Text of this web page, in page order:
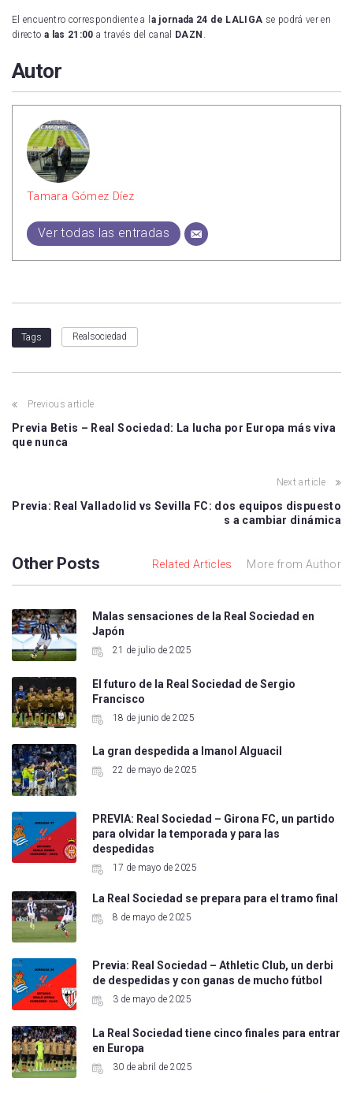
El encuentro correspondiente a l a jornada 24 de LALIGA se podrá ver en
directo a las 21:00 a través del canal DAZN .
Autor
Tamara Gómez Díez
Ver todas las entradas
Tags Realsociedad
Previous article
Previa Betis – Real Sociedad: La lucha por Europa más viva
que nunca
Next article
Previa: Real Valladolid vs Sevilla FC: dos equipos dispuesto
s a cambiar dinámica
Other Posts Related Articles More from Author
Malas sensaciones de la Real Sociedad en
Japón
21 de julio de 2025
El futuro de la Real Sociedad de Sergio
Francisco
18 de junio de 2025
La gran despedida a Imanol Alguacil
22 de mayo de 2025
PREVIA: Real Sociedad – Girona FC, un partido
para olvidar la temporada y para las
despedidas
17 de mayo de 2025
La Real Sociedad se prepara para el tramo final
8 de mayo de 2025
Previa: Real Sociedad – Athletic Club, un derbi
de despedidas y con ganas de mucho fútbol
3 de mayo de 2025
La Real Sociedad tiene cinco finales para entrar
en Europa
30 de abril de 2025